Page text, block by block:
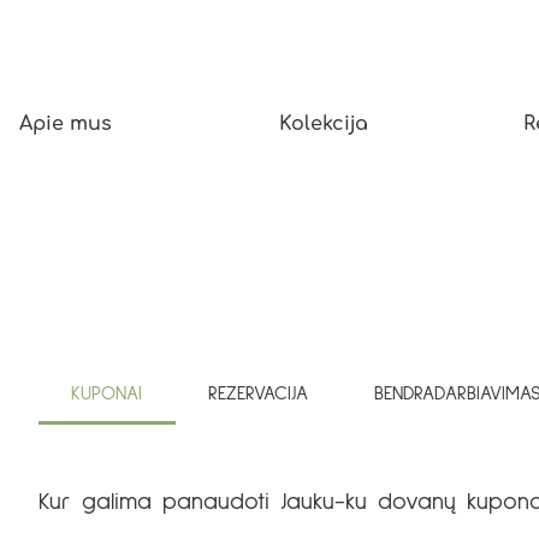
Apie mus Kolekcija
KUPONAI REZERVACIJA
Kur galima panaudoti Jauku-ku dovanų